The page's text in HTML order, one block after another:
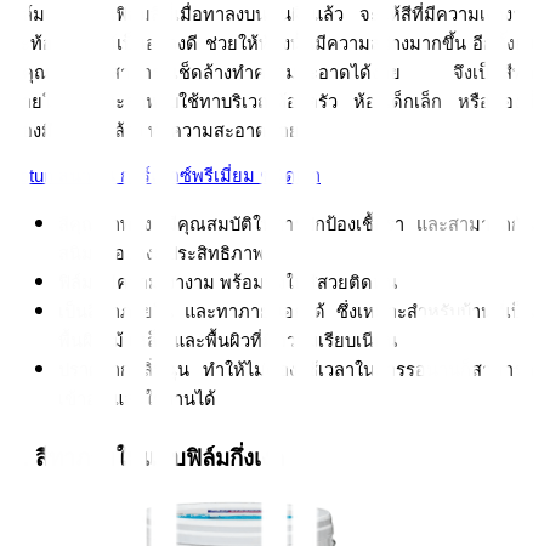
ฟิล์มเงา เป็นฟิล์มสีที่เมื่อทาลงบนพื้นผิวแล้ว จะให้สีที่มีความเงางาม
สะท้อนแสงได้เป็นอย่างดี ช่วยให้ห้องนั้นมีความสว่างมากขึ้น อีกทั้งยัง
มีคุณสมบัติที่สามารถเช็ดล้างทำความสะอาดได้ง่าย จึงเป็นสีทา
ภายในที่เหมาะสำหรับใช้ทาบริเวณห้องครัว ห้องเด็กเล็ก หรือห้องที่
ต้องมีการเช็ดล้าง ทำความสะอาดบ่อยๆ
Jotun สีน้ำมัน การ์เด็กซ์พรีเมี่ยม ชนิดเงา
สีคุณภาพสูง มีคุณสมบัติในการปกป้องเชื้อรา และสามารถกัน
สนิมได้อย่างมีประสิทธิภาพ
ฟิล์มสีมีความเงางาม พร้อมทั้งให้สีสวยติดทน
เป็นสีทาภายใน และทาภายนอกได้ ซึ่งเหมาะสำหรับบ้านที่เป็น
พื้นผิวไม้ เหล็ก และพื้นผิวที่มีความเรียบเนียน
ปราศจากกลิ่นฉุน ทำให้ไม่ต้องใช้เวลาในการรอนานก็สามารถ
เข้าอยู่ และใช้งานได้
4. สีทาภายในแบบฟิล์มกึ่งเงา